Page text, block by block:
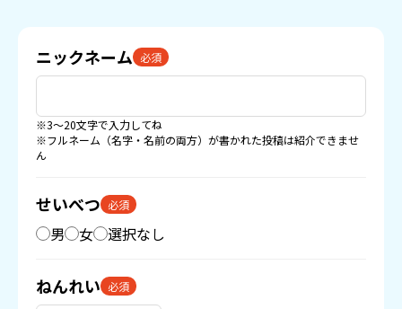
ニックネーム 必須
※3〜20文字で入力してね
※フルネーム（名字・名前の両方）が書かれた投稿は紹介できませ
ん
せいべつ 必須
男 女 選択なし
ねんれい 必須